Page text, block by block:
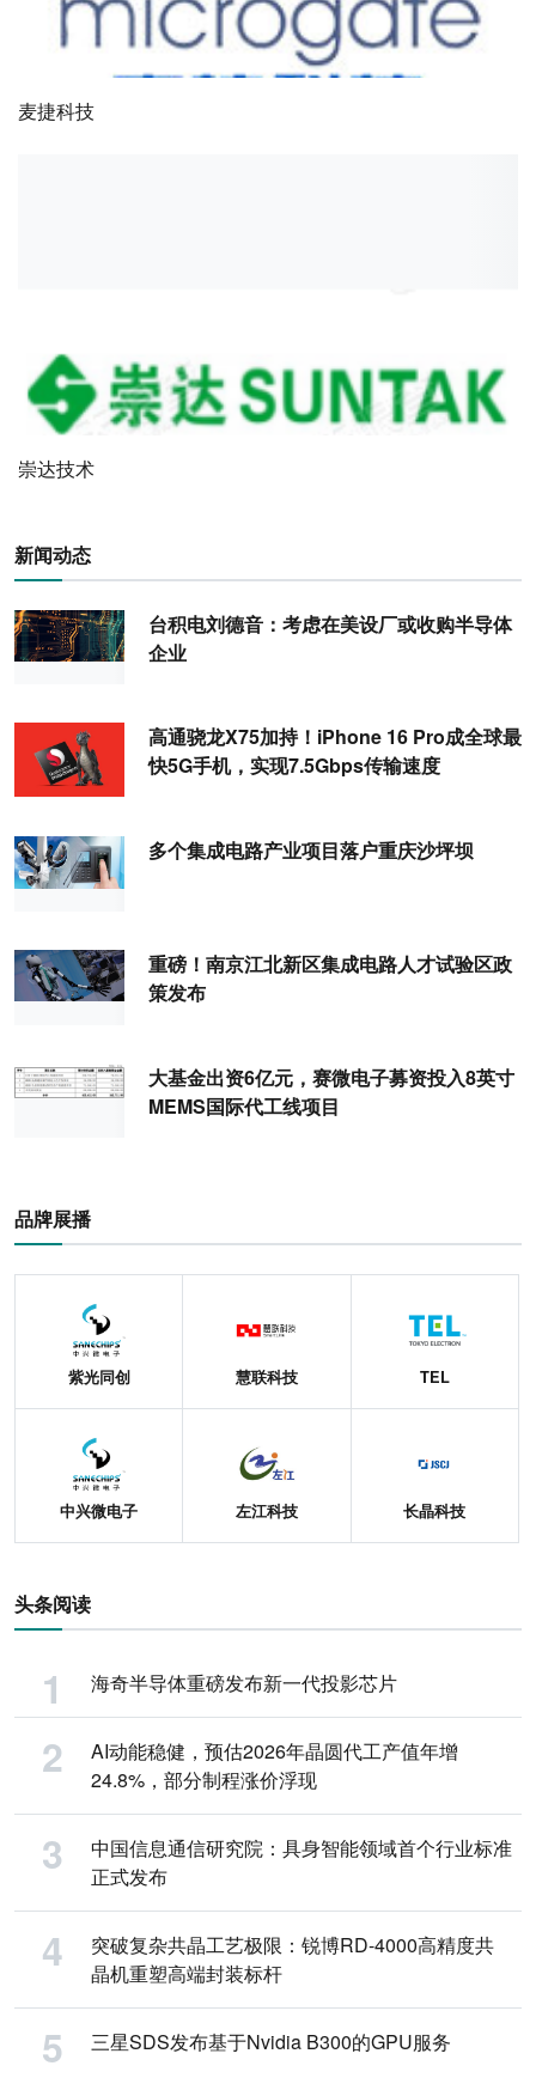
麦捷科技
崇达技术
新闻动态
台积电刘德音：考虑在美设厂或收购半导体
企业
高通骁龙X75加持！iPhone 16 Pro成全球最
快5G手机，实现7.5Gbps传输速度
多个集成电路产业项目落户重庆沙坪坝
重磅！南京江北新区集成电路人才试验区政
策发布
大基金出资6亿元，赛微电子募资投入8英寸
MEMS国际代工线项目
品牌展播
紫光同创 慧联科技 TEL
中兴微电子 左江科技 长晶科技
头条阅读
海奇半导体重磅发布新一代投影芯片
AI动能稳健，预估2026年晶圆代工产值年增
24.8%，部分制程涨价浮现
中国信息通信研究院：具身智能领域首个行业标准
正式发布
突破复杂共晶工艺极限：锐博RD-4000高精度共
晶机重塑高端封装标杆
三星SDS发布基于Nvidia B300的GPU服务